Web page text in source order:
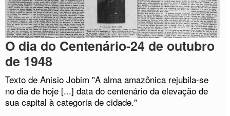
O dia do Centenário-24 de outubro
de 1948
Texto de Anisio Jobim "A alma amazônica rejubila-se
no dia de hoje [...] data do centenário da elevação de
sua capital à categoria de cidade."